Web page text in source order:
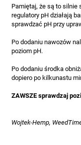
Pamiętaj, że są to silnie
regulatory pH działają
sprawdzać pH przy
Po dodaniu nawozów
poziom pH.
Po dodaniu środka
dopiero po kilkunastu
ZAWSZE sprawdzaj
Wojtek-Hemp,